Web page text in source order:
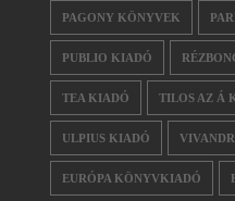
PAGONY KÖNYVEK
PUBLIO KIADÓ
TEA KIADÓ TILOS AZ Á
ULPIUS KIADÓ
EURÓPA KÖNYVKIADÓ